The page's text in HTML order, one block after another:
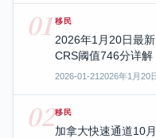
01 移民
2026年1月20日最
CRS阈值746分详解
2026-01-212026年1月20
02移民
加拿大快速通道10